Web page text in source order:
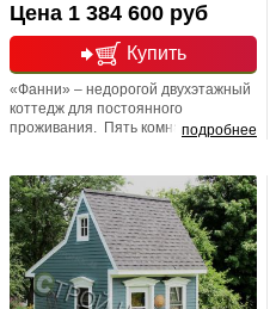
Купить
Цена 1 384 600 руб
подробнее
«Фанни» – недорогой двухэтажный
коттедж для постоянного
проживания. Пять комнат,
подумайте, сколько стоит квартира
аналогичной площади даже в
Подмосковье!